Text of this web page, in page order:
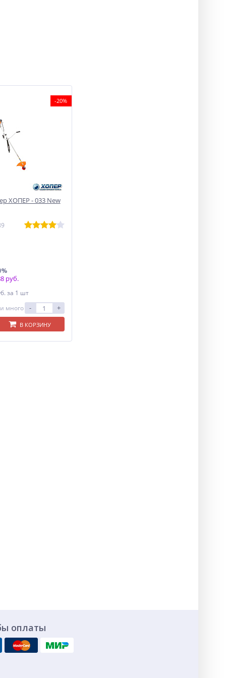
-20%
ХОПЕР - 033 New
руб.
за 1 шт
много
- +
В КОРЗИНУ
оплаты